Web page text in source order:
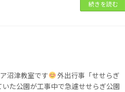
続きを読む
沼津教室です
外出行事「せせらぎ
いた公園が工事中で急遽せせらぎ公園